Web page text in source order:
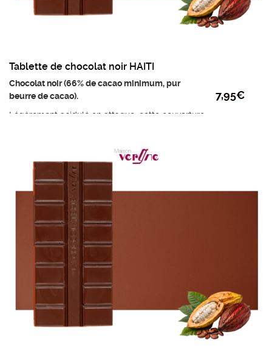
Tablette de chocolat noir HAITI
Chocolat noir (66% de cacao minimum, pur
beurre de cacao).
Légèrement acidulé en attaque, cette couverture
Ingrédients : fèves de cacao de Haïti, sucre,
beurre de cacao, émulsifiant: lécithine de SOJA,
extrait naturel de vanille.
Poids mini : 95g
Prix au kilo : 83,70€
7,95€